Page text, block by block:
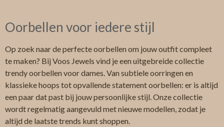
Oorbellen voor iedere stijl
Op zoek naar de perfecte oorbellen om jouw outfit compleet
te maken? Bij Voos Jewels vind je een uitgebreide collectie
trendy oorbellen voor dames. Van subtiele oorringen en
klassieke hoops tot opvallende statement oorbellen: er is altijd
een paar dat past bij jouw persoonlijke stijl. Onze collectie
wordt regelmatig aangevuld met nieuwe modellen, zodat je
altijd de laatste trends kunt shoppen.